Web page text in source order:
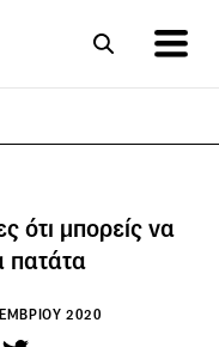
ότι μπορείς να
πατάτα
2020